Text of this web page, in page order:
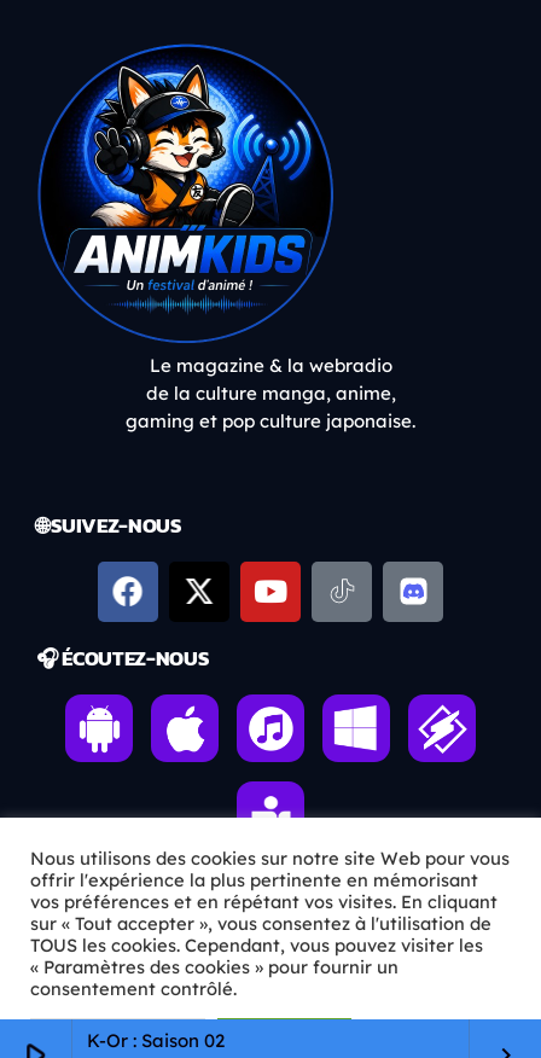
K-Or : Saison 02
Le magazine & la webradio
de la culture manga, anime,
gaming et pop culture japonaise.
🌐 SUIVEZ-NOUS
🎧 ÉCOUTEZ-NOUS
ℹ️ INFOS PRATIQUES
✉️Contact
🦊Qui sommes-nous ?
Nous utilisons des cookies sur notre site Web pour vous
offrir l'expérience la plus pertinente en mémorisant
vos préférences et en répétant vos visites. En cliquant
sur « Tout accepter », vous consentez à l'utilisation de
TOUS les cookies. Cependant, vous pouvez visiter les
« Paramètres des cookies » pour fournir un
consentement contrôlé.
Paramètres Cookie